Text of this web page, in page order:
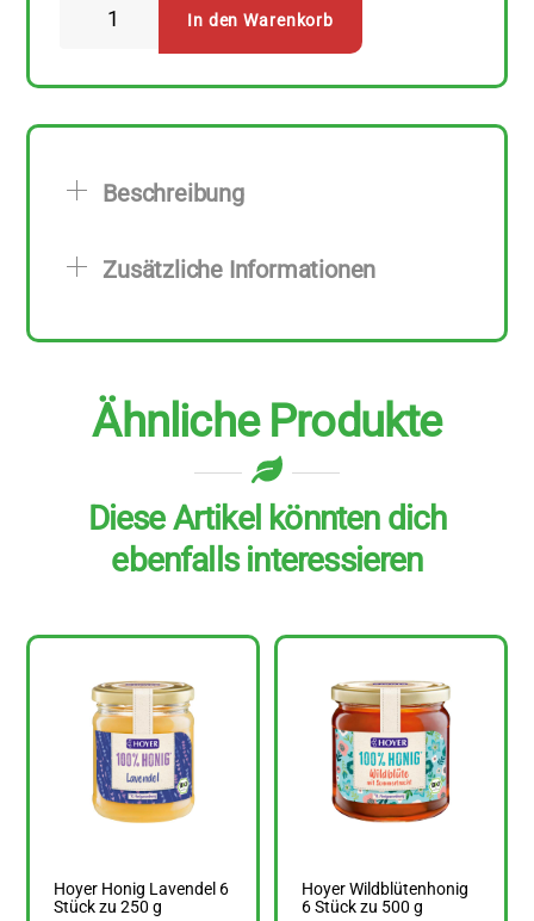
In den Warenkorb
Beschreibung
Zusätzliche Informationen
Ähnliche Produkte
Diese Artikel könnten dich
ebenfalls interessieren
Hoyer Honig Lavendel 6
Stück zu 250 g
Hoyer Wildblütenhonig
6 Stück zu 500 g